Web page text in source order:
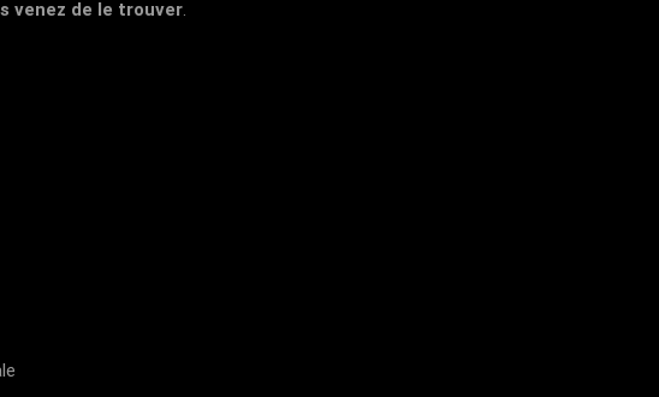
venez de le trouver.